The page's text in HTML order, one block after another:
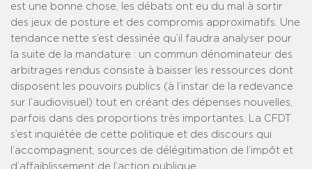
est une bonne chose, les débats ont eu du mal à sortir
des jeux de posture et des compromis approximatifs. Une
tendance nette s’est dessinée qu’il faudra analyser pour
la suite de la mandature : un commun dénominateur des
arbitrages rendus consiste à baisser les ressources dont
disposent les pouvoirs publics (à l’instar de la redevance
sur l’audiovisuel) tout en créant des dépenses nouvelles,
parfois dans des proportions très importantes. La CFDT
s’est inquiétée de cette politique et des discours qui
l’accompagnent, sources de délégitimation de l’impôt et
d’affaiblissement de l’action publique.